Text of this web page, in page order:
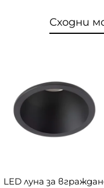
Сходни
LED луна за